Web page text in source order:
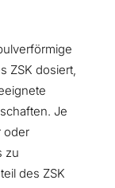
ZSK dosiert,
Je
oder
zu
des ZSK